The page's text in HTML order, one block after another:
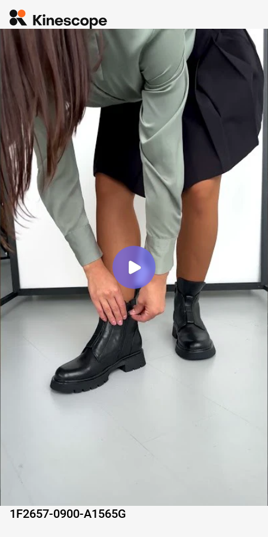
1F2657-0900-A1565G